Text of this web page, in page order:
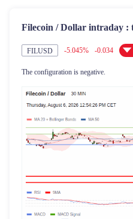
Filecoin / Dollar intraday :
FILUSD -5.045% -0.034
The configuration is negative.